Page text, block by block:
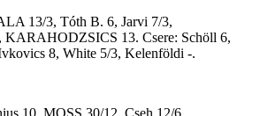
13/3, Tóth B. 6, Jarvi 7/3,
13. Csere: Schöll 6,
8, White 5/3, Kelenföldi -.
10, MOSS 30/12, Cseh 12/6,